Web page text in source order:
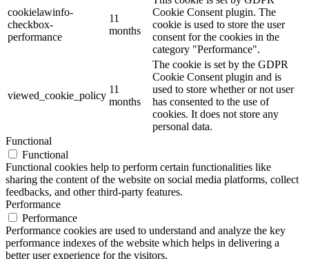
cookielawinfo-
checkbox-
performance
11
months
Cookie Consent plugin. The
cookie is used to store the user
consent for the cookies in the
category "Performance".
viewed_cookie_policy
11
months
The cookie is set by the GDPR
Cookie Consent plugin and is
used to store whether or not user
has consented to the use of
cookies. It does not store any
personal data.
Functional
Functional
Functional cookies help to perform certain functionalities like
sharing the content of the website on social media platforms, collect
feedbacks, and other third-party features.
Performance
Performance
Performance cookies are used to understand and analyze the key
performance indexes of the website which helps in delivering a
better user experience for the visitors.